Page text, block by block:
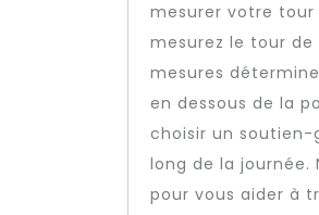
mesurer votre tour
mesurez le tour
mesures
en dessous de la
choisir un
long de la journée.
pour vous aider à